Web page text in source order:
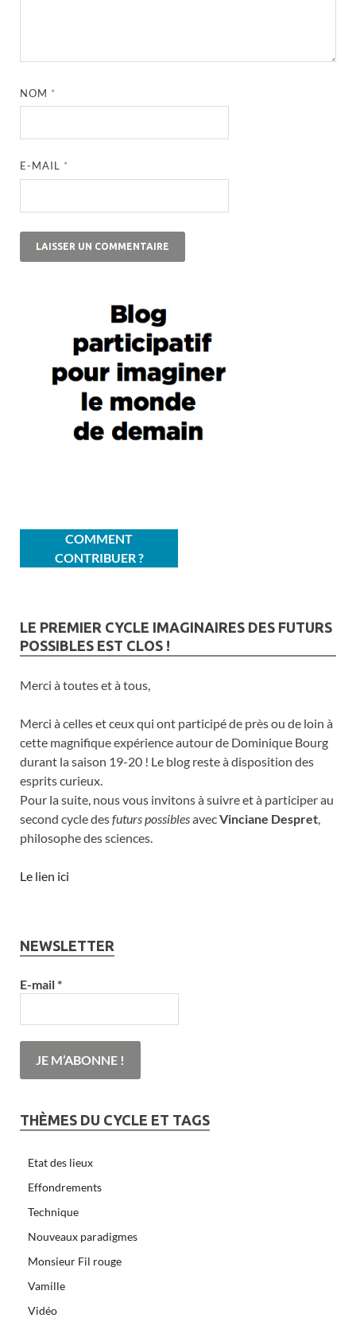
NOM *
E-MAIL *
COMMENT
CONTRIBUER ?
LE PREMIER CYCLE IMAGINAIRES DES FUTURS
POSSIBLES EST CLOS !
Merci à toutes et à tous,
Merci à celles et ceux qui ont participé de près ou de loin à
cette magnifique expérience autour de Dominique Bourg
durant la saison 19-20 ! Le blog reste à disposition des
esprits curieux.
Pour la suite, nous vous invitons à suivre et à participer au
second cycle desfuturs possiblesavecVinciane Despret
philosophe des sciences.
Le lien ici
NEWSLETTER
E-mail*
THÈMES DU CYCLE ET TAGS
Etat des lieux
Effondrements
Technique
Nouveaux paradigmes
Monsieur Fil rouge
Vamille
Vidéo